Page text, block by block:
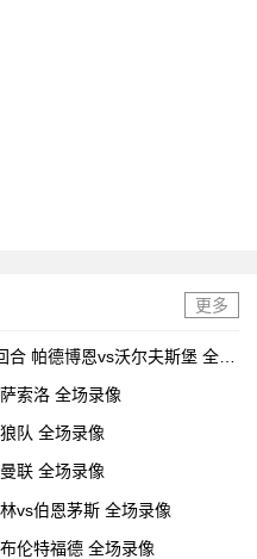
更多
帕德博恩vs沃尔夫斯堡 全场
索洛 全场录像
队 全场录像
联 全场录像
vs伯恩茅斯 全场录像
伦特福德 全场录像